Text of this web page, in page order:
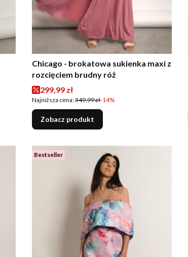
Chicago - brokatowa sukienka maxi z
rozcięciem brudny róż
Cena promocyjna
299,99 zł
Najniższa cena:349,99 zł-14%
Zobacz produkt
Bestseller